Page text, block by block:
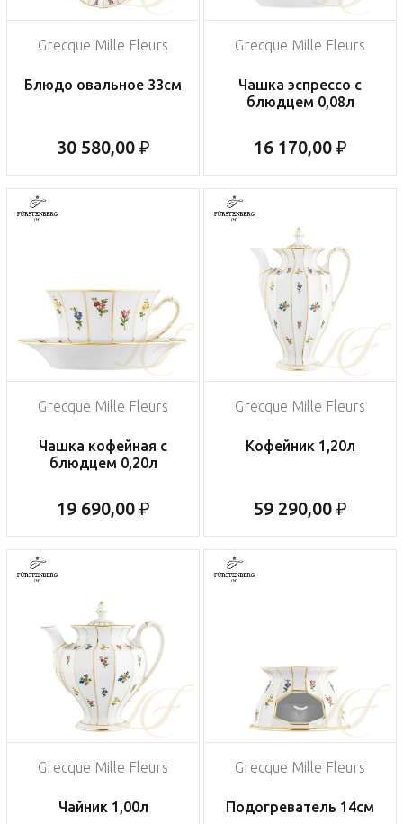
Grecque Mille Fleurs
Блюдо овальное 33см
30 580,00 ₽
Grecque Mille Fleurs
Чашка эспрессо с
блюдцем 0,08л
16 170,00 ₽
Grecque Mille Fleurs
Чашка кофейная с
блюдцем 0,20л
19 690,00 ₽
Grecque Mille Fleurs
Кофейник 1,20л
59 290,00 ₽
Grecque Mille Fleurs
Чайник 1,00л
Grecque Mille Fleurs
Подогреватель 14см